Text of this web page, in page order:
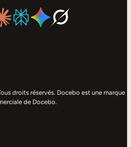
droits réservés. Docebo est une marque
de Docebo.